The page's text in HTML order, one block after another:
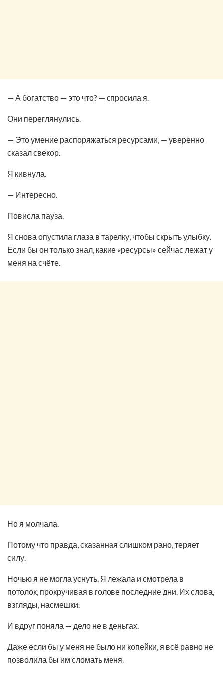
— А богатство — это что? — спросила я.
Они переглянулись.
— Это умение распоряжаться ресурсами, — уверенно
сказал свекор.
Я кивнула.
— Интересно.
Повисла пауза.
Я снова опустила глаза в тарелку, чтобы скрыть улыбку.
Если бы он только знал, какие «ресурсы» сейчас лежат у
меня на счёте.
Но я молчала.
Потому что правда, сказанная слишком рано, теряет
силу.
Ночью я не могла уснуть. Я лежала и смотрела в
потолок, прокручивая в голове последние дни. Их слова,
взгляды, насмешки.
И вдруг поняла — дело не в деньгах.
Даже если бы у меня не было ни копейки, я всё равно не
позволила бы им сломать меня.